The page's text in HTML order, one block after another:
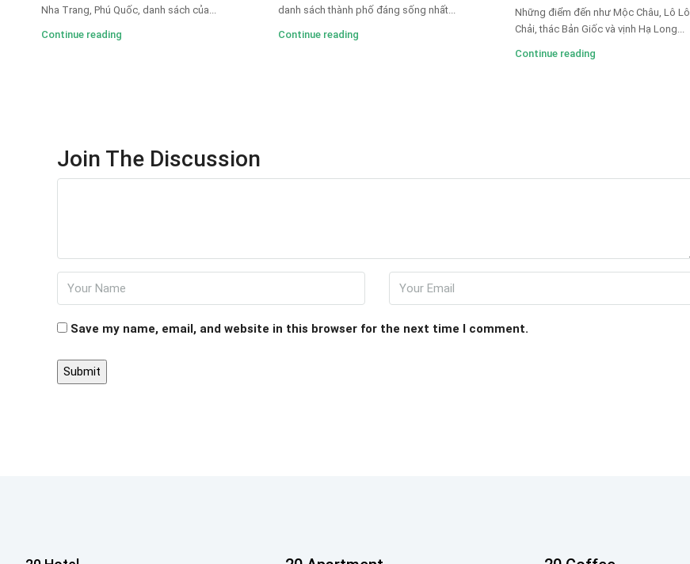
Nha Trang, Phú Quốc, danh sách của...
Continue reading
danh sách thành phố đáng sống nhất...
Continue reading
Những điểm đến như Mộc Châu, Lô Lô
Chải, thác Bản Giốc và vịnh Hạ Long...
Continue reading
Join The Discussion
Save my name, email, and website in this browser for the next time I comment.